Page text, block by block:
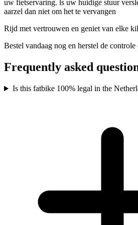
uw fietservaring. ls uw huidige stuur
aarzel dan niet om het te vervangen
Rijd met vertrouwen en geniet van elke
Bestel vandaag nog en herstel de
Frequently asked
Is this fatbike 100% legal in the